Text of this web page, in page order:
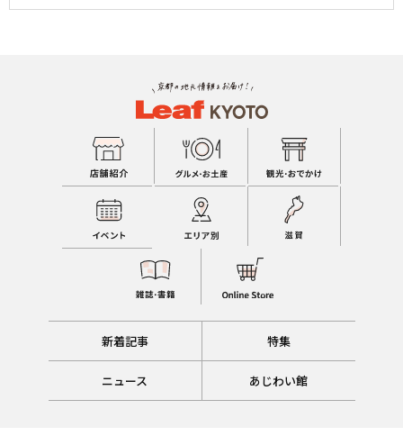
新着記事 特集
ニュース あじわい館